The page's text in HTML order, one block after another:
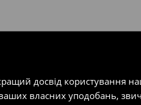
досвід користування
власних уподобань,